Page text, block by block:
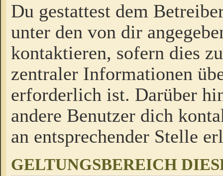
Du gestattest dem
unter den von dir
kontaktieren, sofern dies
zentraler Informationen
erforderlich ist. Darüber
andere Benutzer dich
an entsprechender Stelle
GELTUNGSBEREICH